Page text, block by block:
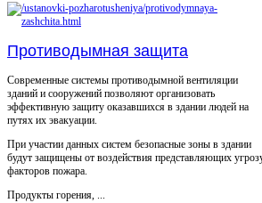
Противодымная защита
Современные системы противодымной вентиляции
зданий и сооружений позволяют организовать
эффективную защиту оказавшихся в здании людей на
путях их эвакуации.
При участии данных систем безопасные зоны в здании
будут защищены от воздействия представляющих
факторов пожара.
Продукты горения, ...